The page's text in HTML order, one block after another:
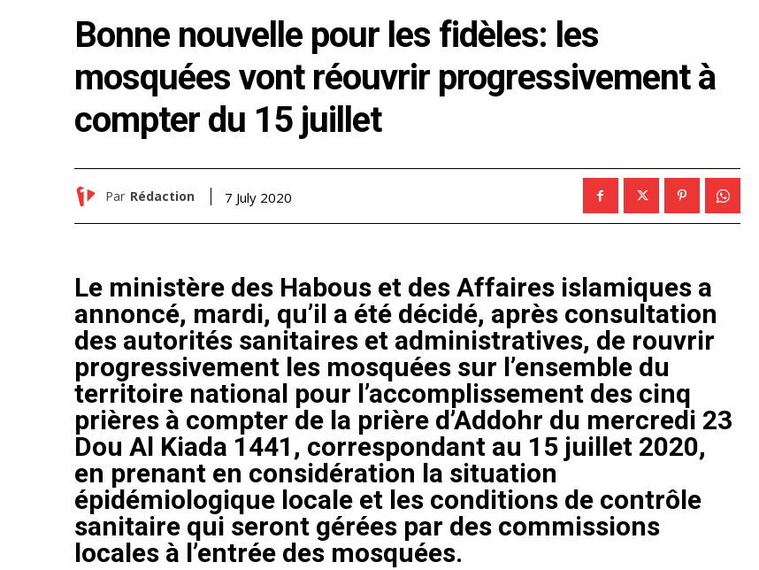
Bonne nouvelle pour les fidèles: les
mosquées vont réouvrir progressivement à
compter du 15 juillet
Par Rédaction 7 July 2020
Le ministère des Habous et des Affaires islamiques a
annoncé, mardi, qu’il a été décidé, après consultation
des autorités sanitaires et administratives, de rouvrir
progressivement les mosquées sur l’ensemble du
territoire national pour l’accomplissement des cinq
prières à compter de la prière d’Addohr du mercredi 23
Dou Al Kiada 1441, correspondant au 15 juillet 2020,
en prenant en considération la situation
épidémiologique locale et les conditions de contrôle
sanitaire qui seront gérées par des commissions
locales à l’entrée des mosquées.